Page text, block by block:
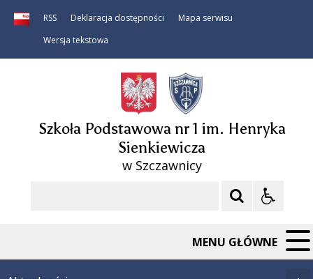
RSS Deklaracja dostępności
Mapa serwisu
Wersja tekstowa
Szkoła Podstawowa nr 1 im. Henryka
Sienkiewicza
w Szczawnicy
MENU GŁÓWNE